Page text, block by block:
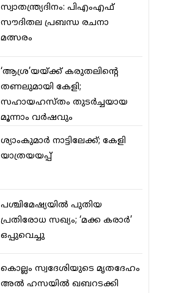
സ്വാതന്ത്ര്യദിനം: പിഎംഎഫ്
സൗദിതല പ്രബന്ധ രചനാ
മത്സരം
‘ആശ്ര’യയ്ക്ക് കരുതലിന്റെ
തണലുമായി കേളി;
സഹായഹസ്തം തുടര്‍ച്ചയായ
മൂന്നാം വര്‍ഷവും
ശ്യാംകുമാര്‍ നാട്ടിലേക്ക്; കേളി
യാത്രയയപ്പ്
പശ്ചിമേഷ്യയില്‍ പുതിയ
പ്രതിരോധ സഖ്യം; ‘മക്ക കരാര്‍’
ഒപ്പുവെച്ചു
കൊല്ലം സ്വദേശിയുടെ മൃതദേഹം
അല്‍ ഹസയില്‍ ഖബറടക്കി